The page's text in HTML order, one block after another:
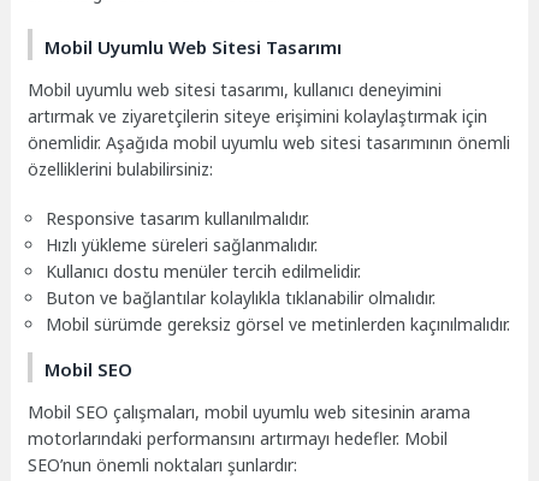
Mobil Uyumlu Web Sitesi Tasarımı
Mobil uyumlu web sitesi tasarımı, kullanıcı deneyimini
artırmak ve ziyaretçilerin siteye erişimini kolaylaştırmak için
önemlidir. Aşağıda mobil uyumlu web sitesi tasarımının önemli
özelliklerini bulabilirsiniz:
Responsive tasarım kullanılmalıdır.
Hızlı yükleme süreleri sağlanmalıdır.
Kullanıcı dostu menüler tercih edilmelidir.
Buton ve bağlantılar kolaylıkla tıklanabilir olmalıdır.
Mobil sürümde gereksiz görsel ve metinlerden kaçınılmalıdır.
Mobil SEO
Mobil SEO çalışmaları, mobil uyumlu web sitesinin arama
motorlarındaki performansını artırmayı hedefler. Mobil
SEO’nun önemli noktaları şunlardır: